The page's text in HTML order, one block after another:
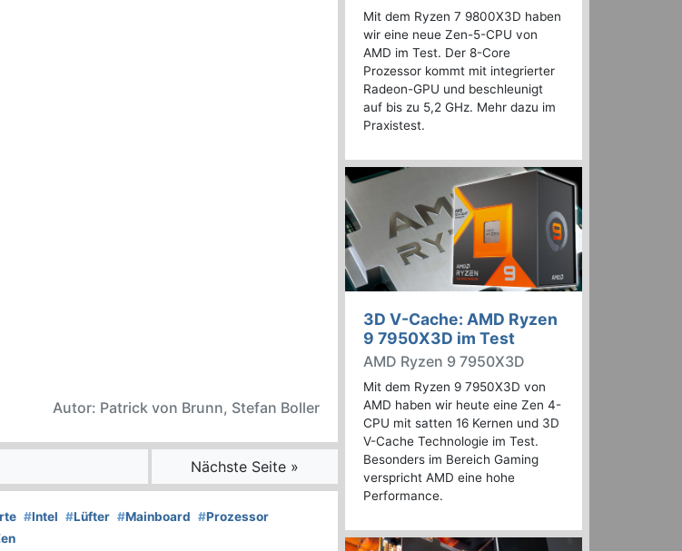
Autor: Patrick von Brunn, Stefan Boller
Nächste Seite »
#Intel #Lüfter #Mainboard #Prozessor
Mit dem Ryzen 7 9800X3D haben
wir eine neue Zen-5-CPU von
AMD im Test. Der 8-Core
Prozessor kommt mit integrierter
Radeon-GPU und beschleunigt
auf bis zu 5,2 GHz. Mehr dazu im
Praxistest.
3D V-Cache: AMD Ryzen
9 7950X3D im Test
AMD Ryzen 9 7950X3D
Mit dem Ryzen 9 7950X3D von
AMD haben wir heute eine Zen 4-
CPU mit satten 16 Kernen und 3D
V-Cache Technologie im Test.
Besonders im Bereich Gaming
verspricht AMD eine hohe
Performance.